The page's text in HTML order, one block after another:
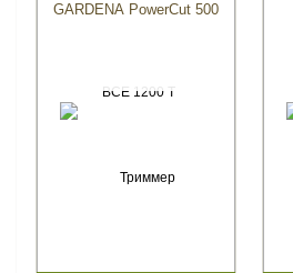
GARDENA PowerCut 500